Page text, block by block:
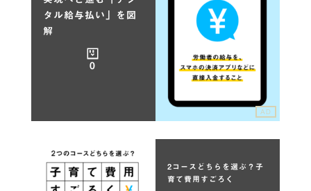
タル給与払い」を図
解
0
AD
2コースどちらを選ぶ？子
育て費用すごろく